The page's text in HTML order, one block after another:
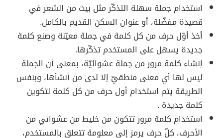
استخدام جملة سهلة التذكّر مثل بيت من الشعر في
قصيدة مفضّلة، أو عنوان السكن القديم بالكامل.
أخذ أوّل حرف من كل كلمة في جملة معيّنة وصنع كلمة
جديدة يسهل على المستخدم تذكّرها.
إنشاء كلمة مرور من جملة عشوائيّة، بمعنى أن الجملة
ليس لها أي معنى منطقيّ إلا لدى من أنشأها، وبنفس
الطريقة يتم استخدام أول حرف من كل كلمة لتكوين
كلمة جديدة .
استخدام كلمة مرور تتكون من خليط من عشوائي من
الأحرف، كلّ حرف يرمز إلى معلومة تتعلق بالمستخدم،